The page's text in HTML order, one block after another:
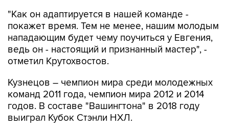
"Как он адаптируется в нашей команде -
покажет время. Тем не менее, нашим молодым
нападающим будет чему поучиться у Евгения,
ведь он - настоящий и признанный мастер", -
отметил Крутохвостов.
Кузнецов – чемпион мира среди молодежных
команд 2011 года, чемпион мира 2012 и 2014
годов. В составе "Вашингтона" в 2018 году
выиграл Кубок Стэнли НХЛ.